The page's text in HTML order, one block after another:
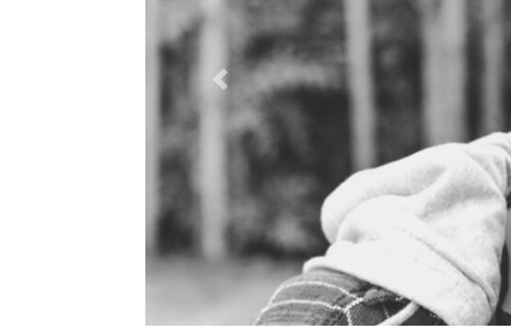
Previous